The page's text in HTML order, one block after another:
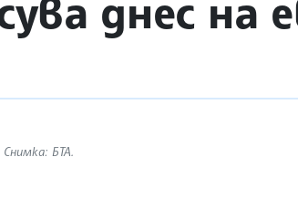
днес на
БТА.